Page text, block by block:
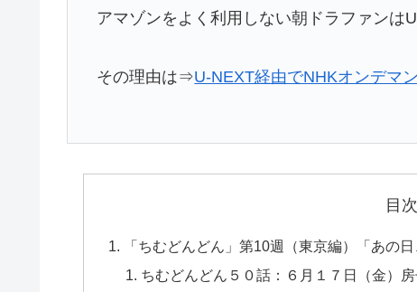
アマゾンをよく利用しない朝ドラファンは
その理由は⇒U-NEXT経由でNHKオンデマ
目次
「ちむどんどん」第10週（東京編）「あの
ちむどんどん５０話：６月１７日（金）房